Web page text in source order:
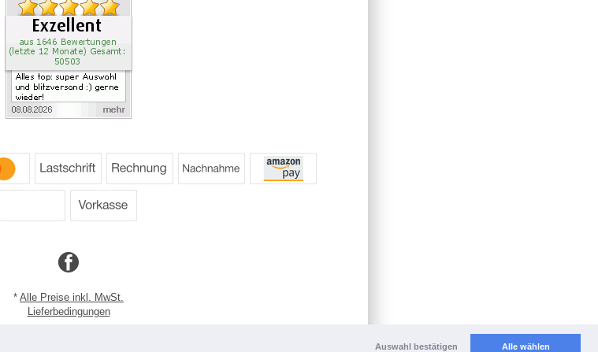
Auswahl bestätigen Alle wählen
* Alle Preise inkl. MwSt.
Lieferbedingungen